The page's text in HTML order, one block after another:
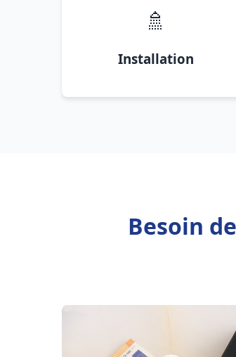
🚿
Installation
Besoin